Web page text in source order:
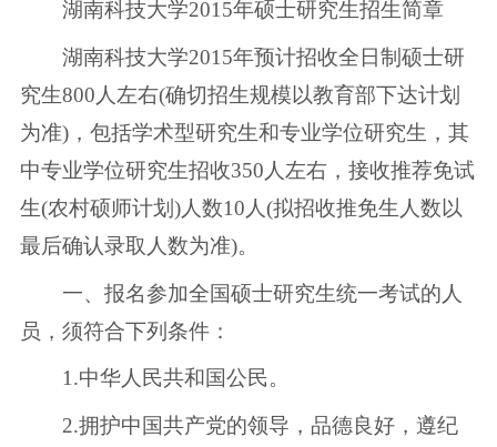
湖南科技大学2015年硕士研究生招生简章
湖南科技大学2015年预计招收全日制硕士研
究生800人左右(确切招生规模以教育部下达计划
为准)，包括学术型研究生和专业学位研究生，其
中专业学位研究生招收350人左右，接收推荐免试
生(农村硕师计划)人数10人(拟招收推免生人数以
最后确认录取人数为准)。
一、报名参加全国硕士研究生统一考试的人
员，须符合下列条件：
1.中华人民共和国公民。
2.拥护中国共产党的领导，品德良好，遵纪